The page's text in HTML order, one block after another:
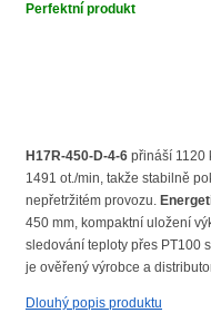
Perfektní produkt
H17R-450-D-4-6 přináší 1120
1491 ot./min, takže stabilně
nepřetržitém provozu.
450 mm, kompaktní uložení
sledování teploty přes PT100
je ověřený výrobce a
Dlouhý popis produktu